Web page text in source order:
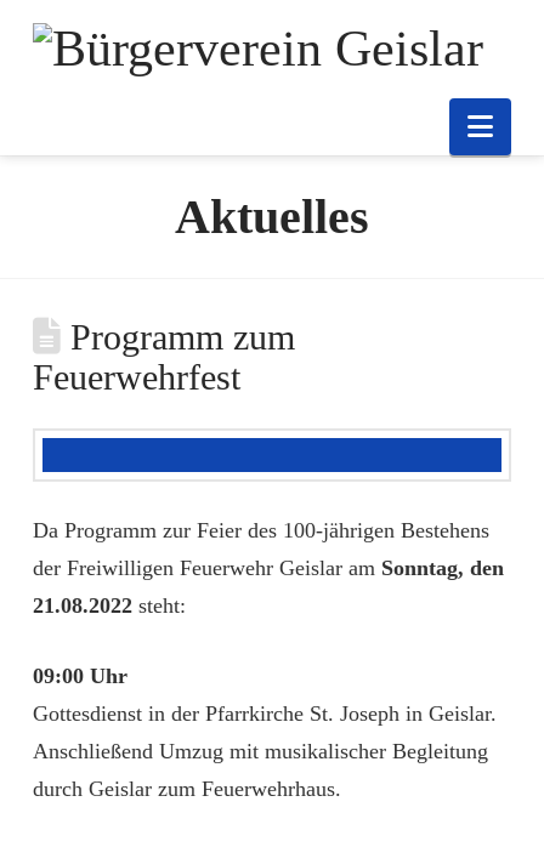
Aktuelles
Programm zum
Feuerwehrfest
Da Programm zur Feier des 100-jährigen Bestehens
der Freiwilligen Feuerwehr Geislar am Sonntag, den
21.08.2022steht:
09:00 Uhr
Gottesdienst in der Pfarrkirche St. Joseph in Geislar.
Anschließend Umzug mit musikalischer Begleitung
durch Geislar zum Feuerwehrhaus.